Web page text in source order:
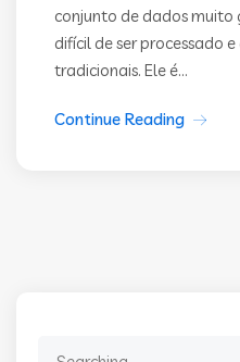
conjunto de dados muito
difícil de ser processado
tradicionais. Ele é...
Continue Reading